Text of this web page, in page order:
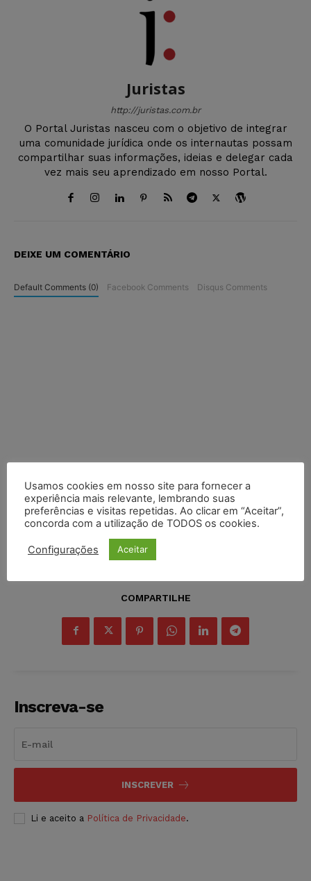
Juristas
http://juristas.com.br
O Portal Juristas nasceu com o objetivo de integrar
uma comunidade jurídica onde os internautas possam
compartilhar suas informações, ideias e delegar cada
vez mais seu aprendizado em nosso Portal.
DEIXE UM COMENTÁRIO
Default Comments (0) Facebook Comments Disqus Comments
COMPARTILHE
Inscreva-se
INSCREVER
Li e aceito a Política de Privacidade.
Usamos cookies em nosso site para fornecer a
experiência mais relevante, lembrando suas
preferências e visitas repetidas. Ao clicar em “Aceitar”,
concorda com a utilização de TODOS os cookies.
Configurações Aceitar